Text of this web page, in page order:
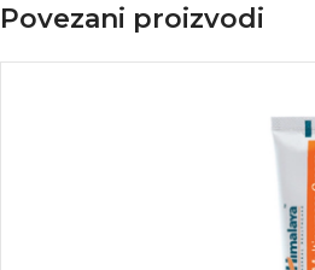
Povezani proizvodi